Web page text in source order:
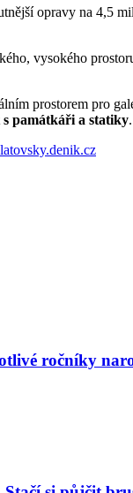
opravy na 4,5
vysokého
prostorem pro
s památkáři a statiky.
ročníky